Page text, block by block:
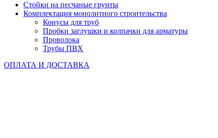
Стойки на песчаные грунты
Комплектация монолитного строительства
Конусы для труб
Пробки заглушки и колпачки для арматуры
Проволока
Трубы ПВХ
ОПЛАТА И ДОСТАВКА